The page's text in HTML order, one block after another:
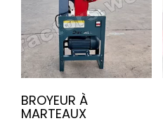
BROYEUR À
MARTEAUX